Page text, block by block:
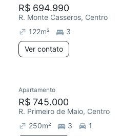
R$ 694.990
R. Monte Casseros, Centro
122m²
3
Ver contato
Apartamento
R$ 745.000
R. Primeiro de Maio, Centro
250m² 3
1